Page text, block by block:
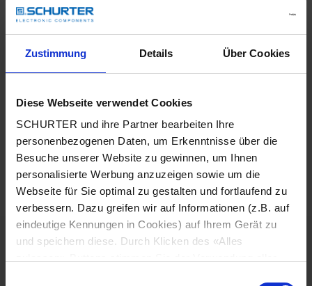
Zustimmung Details Über Cookies
Diese Webseite verwendet Cookies
SCHURTER und ihre Partner bearbeiten Ihre
personenbezogenen Daten, um Erkenntnisse über die
Besuche unserer Website zu gewinnen, um Ihnen
personalisierte Werbung anzuzeigen sowie um die
Webseite für Sie optimal zu gestalten und fortlaufend zu
verbessern. Dazu greifen wir auf Informationen (z.B. auf
eindeutige Kennungen in Cookies) auf Ihrem Gerät zu
und speichern diese. Durch Klicken des «Alles
Nach IEC 269
Nach VDE 0636
Durchlass-Kennlinie auf Anfrage
Kennlinie gTr
Ganzbereichs-Sicherungseinsätze für den Schutz von
Transformatoren
Detailanfrage zu Typ
Details NH-DIN3 400V
Nennstrom In 72- 909 A